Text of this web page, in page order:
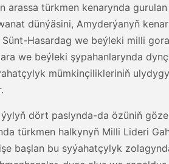
arassa türkmen kenarynda
dünýäsini, Amyderýanyň
we beýleki milli
we beýleki şypahanlarynda
mümkinçilikleriniň
dört paslynda-da özüniň
türkmen halkynyň Milli Lideri
başlan bu syýahatçylyk